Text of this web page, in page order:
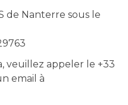
de Nanterre sous le
veuillez appeler le +33
email à